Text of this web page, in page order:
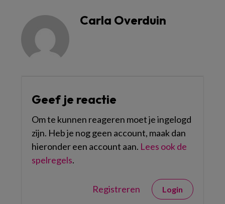
Carla Overduin
Geef je reactie
Om te kunnen reageren moet je ingelogd
zijn. Heb je nog geen account, maak dan
hieronder een account aan. Lees ook de
spelregels.
Registreren Login